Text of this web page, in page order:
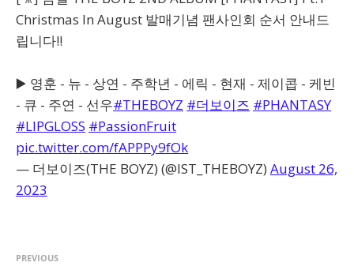
Christmas In August 발매기념 팬사인회 순서 안내드
립니다‼️
▶️ 영훈 - 뉴 - 상연 - 주학년 - 에릭 - 현재 - 제이콥 - 케빈
- 큐 - 주연 - 선우#THEBOYZ #더보이즈 #PHANTASY
#LIPGLOSS #PassionFruit
pic.twitter.com/fAPPPy9fOk
— 더보이즈(THE BOYZ) (@IST_THEBOYZ) August 26,
2023
PREVIOUS